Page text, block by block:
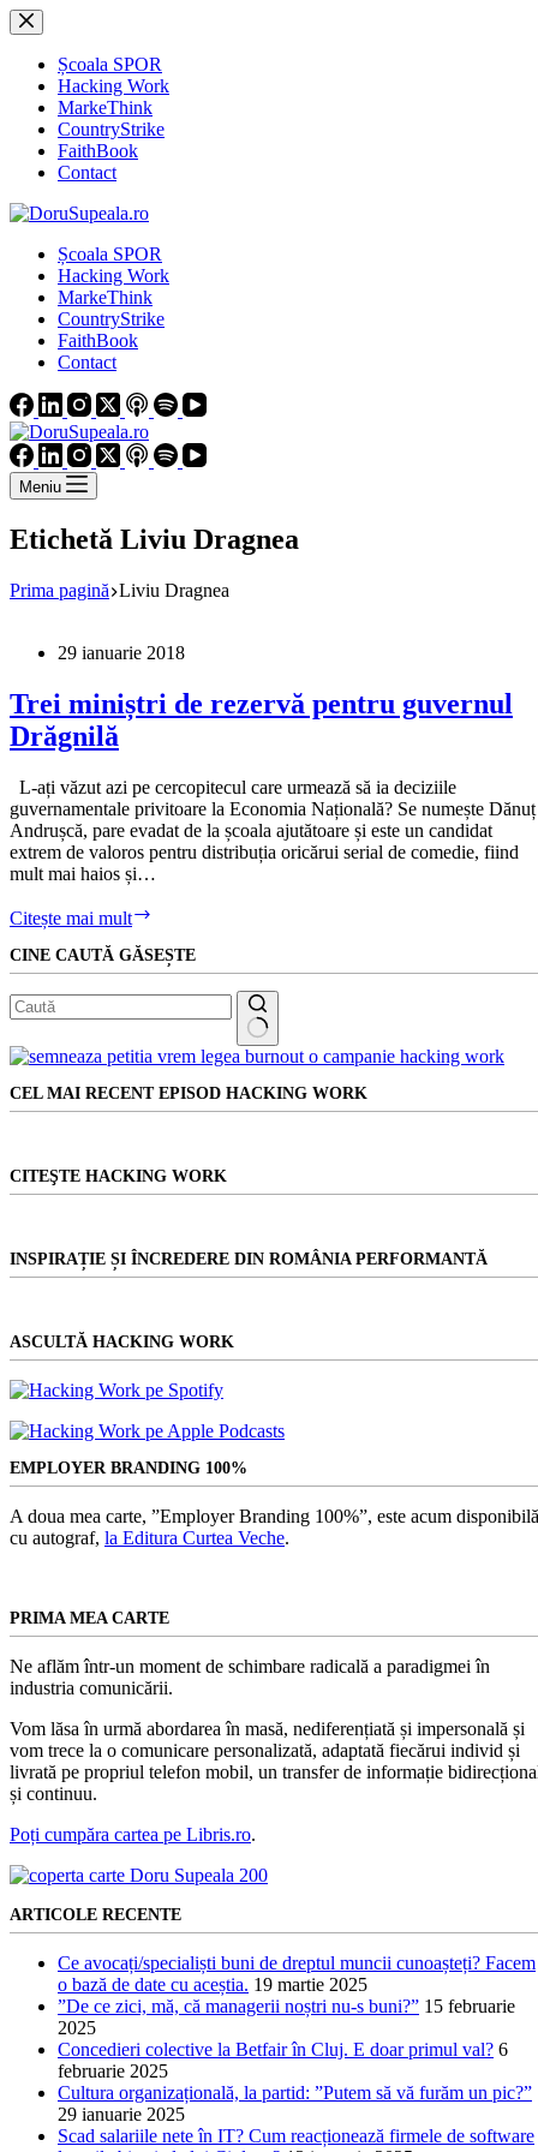
Sari
la
conținutȘcoala SPOR
Hacking Work
MarkeThink
CountryStrike
FaithBook
Contact
Școala SPOR
Hacking Work
MarkeThink
CountryStrike
FaithBook
Contact
Meniu
Etichetă Liviu Dragnea
Prima pagină Liviu Dragnea
29 ianuarie 2018
Trei miniștri de rezervă pentru guvernul
Drăgnilă
L-ați văzut azi pe cercopitecul care urmează să ia deciziile
guvernamentale privitoare la Economia Națională? Se numește Dănuț
Andrușcă, pare evadat de la școala ajutătoare și este un candidat
extrem de valoros pentru distribuția oricărui serial de comedie, fiind
mult mai haios și…
Citește mai mult
de
rezervă
pentru
guvernul
CINE CAUTĂ GĂSEȘTE
Niciun
CEL MAI RECENT EPISOD HACKING WORK
CITEŞTE HACKING WORK
INSPIRAȚIE ȘI ÎNCREDERE DIN ROMÂNIA PERFORMANTĂ
ASCULTĂ HACKING WORK
EMPLOYER BRANDING 100%
A doua mea carte, ”Employer Branding 100%”, este acum
cu autograf, la Editura Curtea Veche.
PRIMA MEA CARTE
Ne aflăm într-un moment de schimbare radicală a paradigmei în
industria comunicării.
Vom lăsa în urmă abordarea în masă, nediferențiată și impersonală și
vom trece la o comunicare personalizată, adaptată fiecărui individ și
livrată pe propriul telefon mobil, un transfer de informație
și continuu.
Poți cumpăra cartea pe Libris.ro.
ARTICOLE RECENTE
Ce avocați/specialiști buni de dreptul muncii cunoașteți? Facem
o bază de date cu aceștia. 19 martie 2025
”De ce zici, mă, că managerii noștri nu-s buni?” 15 februarie
2025
Concedieri colective la Betfair în Cluj. E doar primul val? 6
februarie 2025
Cultura organizațională, la partid: ”Putem să vă furăm un pic?”
29 ianuarie 2025
Scad salariile nete în IT? Cum reacționează firmele de software